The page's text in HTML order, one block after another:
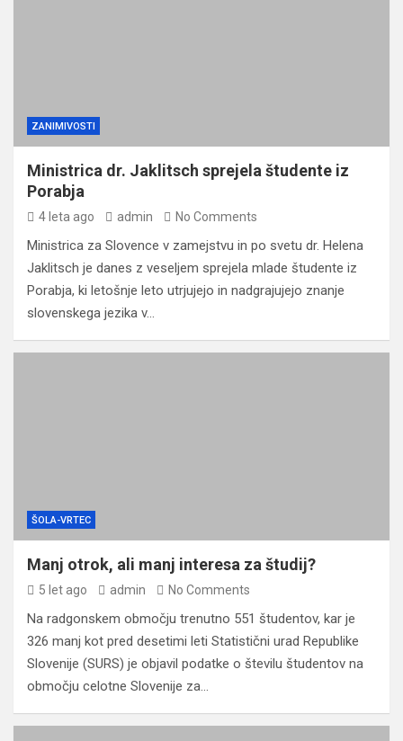
ZANIMIVOSTI
Ministrica dr. Jaklitsch sprejela študente iz
Porabja
4 leta ago admin No Comments
Ministrica za Slovence v zamejstvu in po svetu dr. Helena
Jaklitsch je danes z veseljem sprejela mlade študente iz
Porabja, ki letošnje leto utrjujejo in nadgrajujejo znanje
slovenskega jezika v…
ŠOLA-VRTEC
Manj otrok, ali manj interesa za študij?
5 let ago admin No Comments
Na radgonskem območju trenutno 551 študentov, kar je
326 manj kot pred desetimi leti Statistični urad Republike
Slovenije (SURS) je objavil podatke o številu študentov na
območju celotne Slovenije za…